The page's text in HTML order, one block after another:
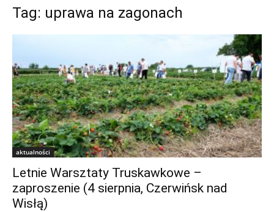
Tag: uprawa na zagonach
aktualności
Letnie Warsztaty Truskawkowe –
zaproszenie (4 sierpnia, Czerwińsk nad
Wisłą)